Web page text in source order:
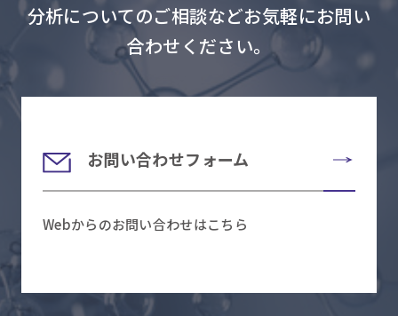
分析についてのご相談などお気軽にお問い
合わせください。
お問い合わせフォーム
Webからのお問い合わせはこちら